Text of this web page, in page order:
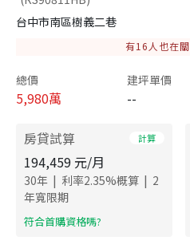
台中市南區樹義二巷
有16 人也在
總價
5,980萬
建坪單價
--
房貸試算 計算
194,459 元/月
30年 | 利率2.35%概算 | 2
年寬限期
​符合首購資格嗎?